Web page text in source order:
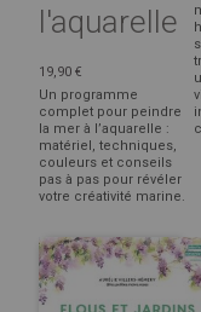
l'aquarelle
19,90 €
Un programme
complet pour peindre
la mer à l’aquarelle :
matériel, techniques,
couleurs et conseils
pas à pas pour révéler
votre créativité marine.